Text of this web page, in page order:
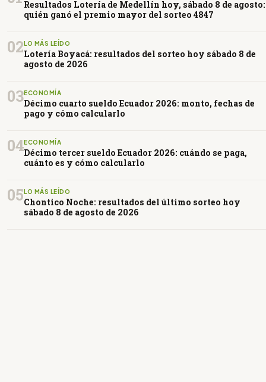
Resultados Lotería de Medellín hoy, sábado 8 de agosto:
quién ganó el premio mayor del sorteo 4847
02LO MÁS LEÍDO
Lotería Boyacá: resultados del sorteo hoy sábado 8 de
agosto de 2026
03ECONOMÍA
Décimo cuarto sueldo Ecuador 2026: monto, fechas de
pago y cómo calcularlo
04ECONOMÍA
Décimo tercer sueldo Ecuador 2026: cuándo se paga,
cuánto es y cómo calcularlo
05LO MÁS LEÍDO
Chontico Noche: resultados del último sorteo hoy
sábado 8 de agosto de 2026